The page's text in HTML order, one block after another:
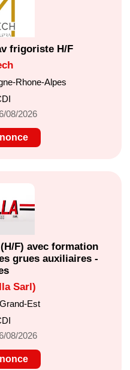
frigoriste H/F
Rhone-Alpes
08/2026
F) avec formation
grues auxiliaires -
Sarl)
Est
08/2026